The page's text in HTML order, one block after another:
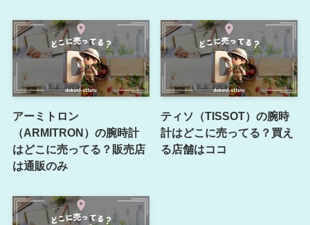
アーミトロン
（ARMITRON）の腕時計
はどこに売ってる？販売店
は通販のみ
ティソ（TISSOT）の腕時
計はどこに売ってる？買え
る店舗はココ